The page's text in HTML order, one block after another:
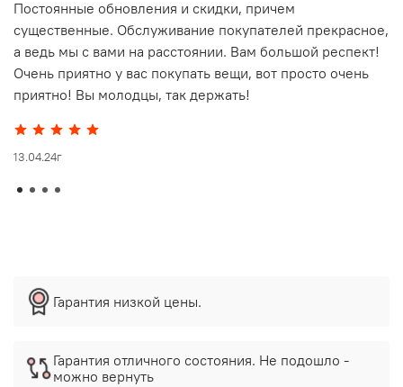
Постоянные обновления и скидки, причем
существенные. Обслуживание покупателей прекрасное,
а ведь мы с вами на расстоянии. Вам большой респект!
Очень приятно у вас покупать вещи, вот просто очень
приятно! Вы молодцы, так держать!
13.04.24г
Гарантия низкой цены.
Гарантия отличного состояния. Не подошло -
можно вернуть